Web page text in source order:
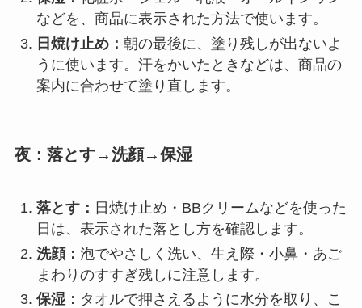
などを、商品に表示された方法で使います。
日焼け止め： 朝の最後に、塗り残しが出ないよ
うに使います。汗をかいたときなどは、商品の
案内に合わせて塗り直します。
夜：落とす→洗顔→保湿
落とす： 日焼け止め・BBクリームなどを使った
日は、表示された落とし方を確認します。
洗顔： 泡でやさしく洗い、生え際・小鼻・あご
まわりのすすぎ残しに注意します。
保湿： タオルで押さえるように水分を取り、こ